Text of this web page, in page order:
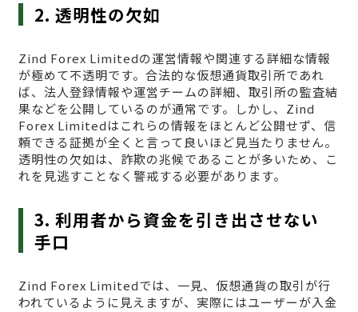
2. 透明性の欠如
Zind Forex Limitedの運営情報や関連する詳細な情報
が極めて不透明です。合法的な仮想通貨取引所であれ
ば、法人登録情報や運営チームの詳細、取引所の監査結
果などを公開しているのが通常です。しかし、Zind
Forex Limitedはこれらの情報をほとんど公開せず、信
頼できる証拠が全くと言って良いほど見当たりません。
透明性の欠如は、詐欺の兆候であることが多いため、こ
れを見逃すことなく警戒する必要があります。
3. 利用者から資金を引き出させない
手口
Zind Forex Limitedでは、一見、仮想通貨の取引が行
われているように見えますが、実際にはユーザーが入金